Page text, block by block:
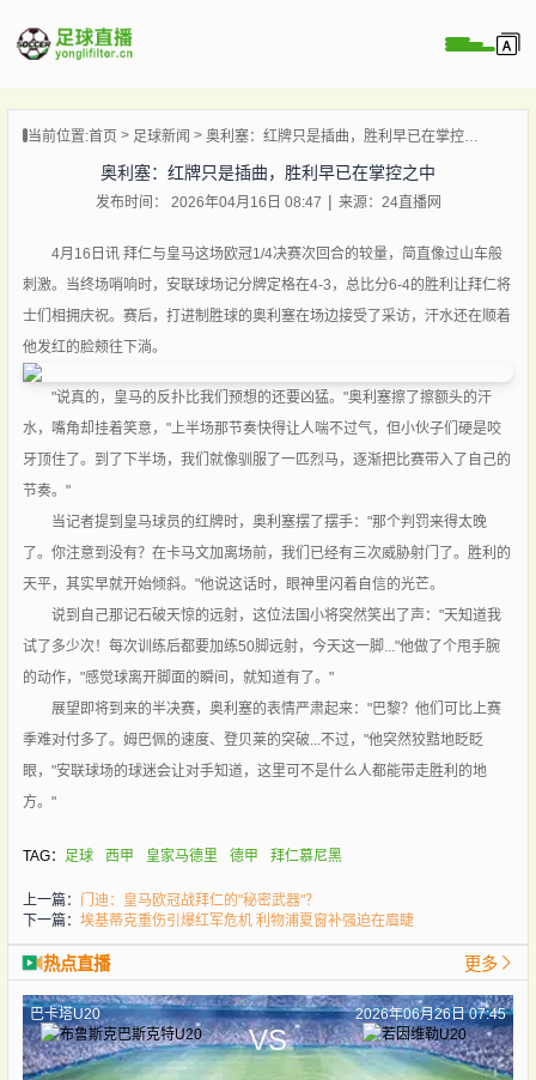
播当前位置:首页 足球新闻 奥利塞：红牌只是插曲，胜利早已在掌控之中
奥利塞：红牌只是插曲，胜利早已在掌控之中
发布时间： 2026年04月16日 08:47 来源：24直播网
4月16日讯 拜仁与皇马这场欧冠1/4决赛次回合的较量，简直像过山车般
刺激。当终场哨响时，安联球场记分牌定格在4-3，总比分6-4的胜利让拜仁将
士们相拥庆祝。赛后，打进制胜球的奥利塞在场边接受了采访，汗水还在顺着
他发红的脸颊往下淌。
"说真的，皇马的反扑比我们预想的还要凶猛。"奥利塞擦了擦额头的汗
水，嘴角却挂着笑意，"上半场那节奏快得让人喘不过气，但小伙子们硬是咬
牙顶住了。到了下半场，我们就像驯服了一匹烈马，逐渐把比赛带入了自己的
节奏。"
当记者提到皇马球员的红牌时，奥利塞摆了摆手："那个判罚来得太晚
了。你注意到没有？在卡马文加离场前，我们已经有三次威胁射门了。胜利的
天平，其实早就开始倾斜。"他说这话时，眼神里闪着自信的光芒。
说到自己那记石破天惊的远射，这位法国小将突然笑出了声："天知道我
试了多少次！每次训练后都要加练50脚远射，今天这一脚..."他做了个甩手腕
的动作，"感觉球离开脚面的瞬间，就知道有了。"
展望即将到来的半决赛，奥利塞的表情严肃起来："巴黎？他们可比上赛
季难对付多了。姆巴佩的速度、登贝莱的突破...不过，"他突然狡黠地眨眨
眼，"安联球场的球迷会让对手知道，这里可不是什么人都能带走胜利的地
方。"
TAG： 足球 西甲 皇家马德里 德甲 拜仁慕尼黑
上一篇： 门迪：皇马欧冠战拜仁的"秘密武器"？
下一篇： 埃基蒂克重伤引爆红军危机 利物浦夏窗补强迫在眉睫
热点直播 更多
巴卡塔U20 2026年06月26日 07:45
VS